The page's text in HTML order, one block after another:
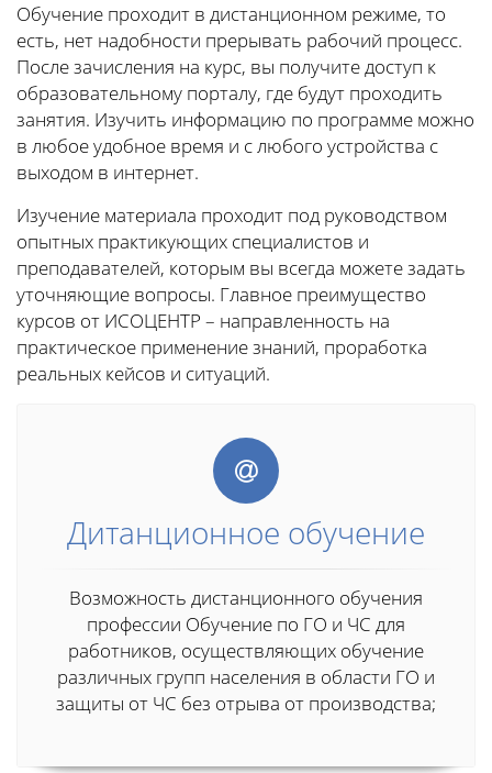
Обучение проходит в дистанционном режиме, то
есть, нет надобности прерывать рабочий процесс.
После зачисления на курс, вы получите доступ к
образовательному порталу, где будут проходить
занятия. Изучить информацию по программе можно
в любое удобное время и с любого устройства с
выходом в интернет.
Изучение материала проходит под руководством
опытных практикующих специалистов и
преподавателей, которым вы всегда можете задать
уточняющие вопросы. Главное преимущество
курсов от ИСОЦЕНТР – направленность на
практическое применение знаний, проработка
реальных кейсов и ситуаций.
Дитанционное обучение
Возможность дистанционного обучения
профессии Обучение по ГО и ЧС для
работников, осуществляющих обучение
различных групп населения в области ГО и
защиты от ЧС без отрыва от производства;